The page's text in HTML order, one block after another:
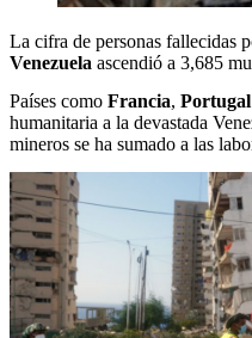
La cifra de personas fallecidas
Venezuela ascendió a 3,685
Países como Francia, Portugal
humanitaria a la devastada
mineros se ha sumado a las